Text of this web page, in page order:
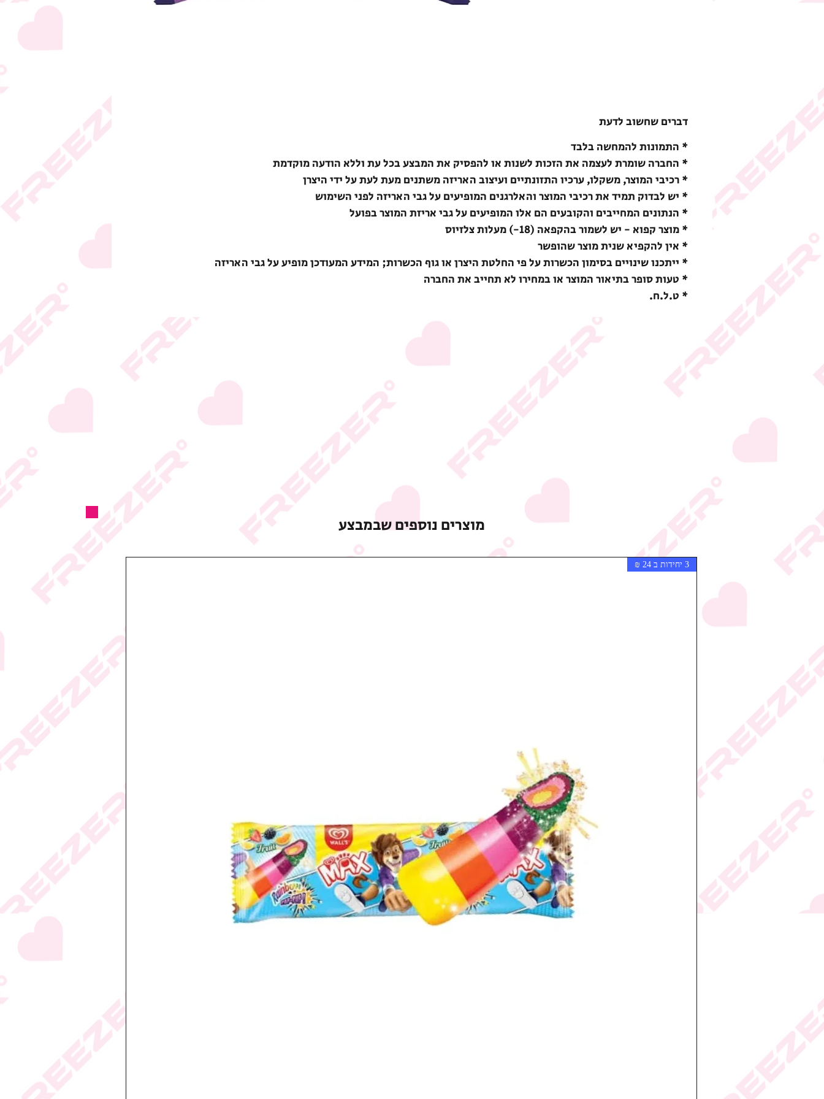
דברים שחשוב לדעת
* התמונות להמחשה בלבד
* החברה שומרת לעצמה את הזכות לשנות או להפסיק את המבצע בכל עת וללא הודעה מוקדמת
* רכיבי המוצר, משקלו, ערכיו התזונתיים ועיצוב האריזה משתנים מעת לעת על ידי היצרן
* יש לבדוק תמיד את רכיבי המוצר והאלרגנים המופיעים על גבי האריזה לפני השימוש
* הנתונים המחייבים והקובעים הם אלו המופיעים על גבי אריזת המוצר בפועל
* מוצר קפוא - יש לשמור בהקפאה (18-) מעלות צלזיוס
* אין להקפיא שנית מוצר שהופשר
* ייתכנו שינויים בסימון הכשרות על פי החלטת היצרן או גוף הכשרות; המידע המעודכן מופיע על גבי האריזה
* טעות סופר בתיאור המוצר או במחירו לא תחייב את החברה
* ט.ל.ח.
מוצרים נוספים שבמבצע
3 יחידות ב 24 ₪